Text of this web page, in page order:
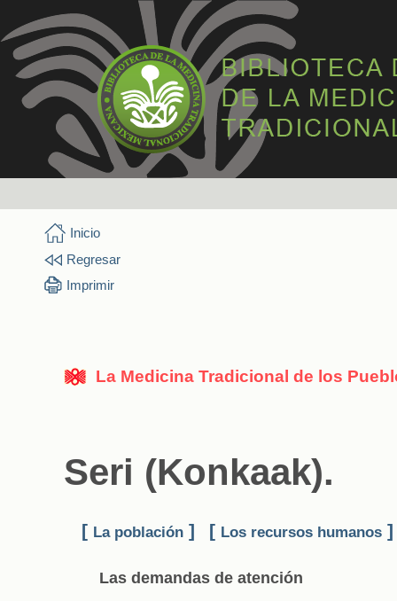
Inicio
Regresar
Imprimir
La Medicina Tradicional de los
Seri (Konkaak).
[ La población ] [ Los recursos humanos ]
Las demandas de atención